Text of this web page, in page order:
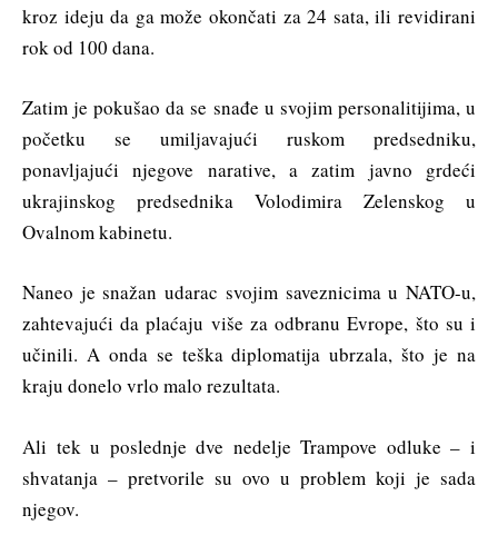
kroz ideju da ga može okončati za 24 sata, ili revidirani
rok od 100 dana.
Zatim je pokušao da se snađe u svojim personalitijima, u
početku se umiljavajući ruskom predsedniku,
ponavljajući njegove narative, a zatim javno grdeći
ukrajinskog predsednika Volodimira Zelenskog u
Ovalnom kabinetu.
Naneo je snažan udarac svojim saveznicima u NATO-u,
zahtevajući da plaćaju više za odbranu Evrope, što su i
učinili. A onda se teška diplomatija ubrzala, što je na
kraju donelo vrlo malo rezultata.
Ali tek u poslednje dve nedelje Trampove odluke – i
shvatanja – pretvorile su ovo u problem koji je sada
njegov.